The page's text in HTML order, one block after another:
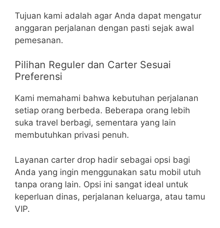
Tujuan kami adalah agar Anda dapat mengatur
anggaran perjalanan dengan pasti sejak awal
pemesanan.
Pilihan Reguler dan Carter Sesuai
Preferensi
Kami memahami bahwa kebutuhan perjalanan
setiap orang berbeda. Beberapa orang lebih
suka travel berbagi, sementara yang lain
membutuhkan privasi penuh.
Layanan carter drop hadir sebagai opsi bagi
Anda yang ingin menggunakan satu mobil utuh
tanpa orang lain. Opsi ini sangat ideal untuk
keperluan dinas, perjalanan keluarga, atau tamu
VIP.